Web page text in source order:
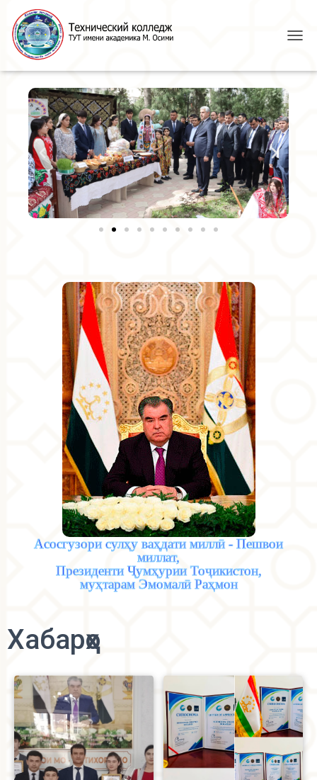
G
Асосгузори сулҳу ваҳдати миллӣ - Пешвои
миллат,
Президенти Ҷумҳурии Тоҷикистон,
муҳтарам Эмомалӣ Раҳмон
Хабарҳо